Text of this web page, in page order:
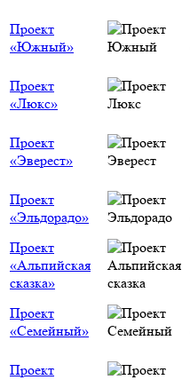
Проект
«Южный»
Проект
«Люкс»
Проект
«Эверест»
Проект
«Эльдорадо»
Проект
«Альпийская
сказка»
Проект
«Семейный»
Проект